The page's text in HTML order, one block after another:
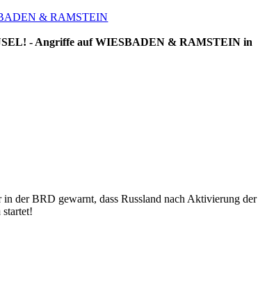
& RAMSTEIN
- Angriffe auf WIESBADEN & RAMSTEIN in
der BRD gewarnt, dass Russland nach Aktivierung der